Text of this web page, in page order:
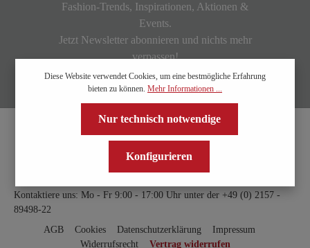
Fashion-Trends, Inspirationen, Aktionen &
Events.
Jetzt Newsletter abonnieren und nichts mehr
verpassen!
Kontaktiere uns: Mo - Fr 9:00 - 17:00 Uhr unter der +49 (0) 2157 -
89498-22
AGB
Cookies Datenschutzerklärung
Impressum
Widerrufsrecht
Vertrag widerrufen
Diese Website verwendet Cookies, um eine bestmögliche Erfahrung
bieten zu können. Mehr Informationen ...
Nur technisch notwendige
Konfigurieren